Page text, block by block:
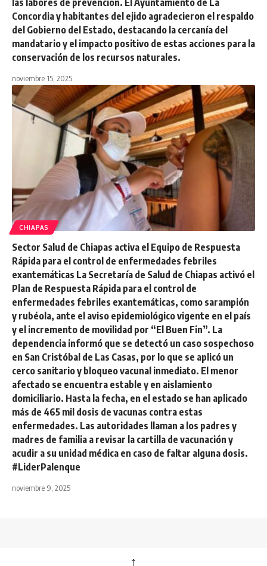
Concordia y habitantes del ejido agradecieron el respaldo
del Gobierno del Estado, destacando la cercanía del
mandatario y el impacto positivo de estas acciones para la
conservación de los recursos naturales.
noviembre 15, 2025
CHIAPAS
Sector Salud de Chiapas activa el Equipo de Respuesta
Rápida para el control de enfermedades febriles
exantemáticas La Secretaría de Salud de Chiapas activó el
Plan de Respuesta Rápida para el control de
enfermedades febriles exantemáticas, como sarampión
y rubéola, ante el aviso epidemiológico vigente en el país
y el incremento de movilidad por “El Buen Fin”. La
dependencia informó que se detectó un caso sospechoso
en San Cristóbal de Las Casas, por lo que se aplicó un
cerco sanitario y bloqueo vacunal inmediato. El menor
afectado se encuentra estable y en aislamiento
domiciliario. Hasta la fecha, en el estado se han aplicado
más de 465 mil dosis de vacunas contra estas
enfermedades. Las autoridades llaman a los padres y
madres de familia a revisar la cartilla de vacunación y
acudir a su unidad médica en caso de faltar alguna dosis.
#LiderPalenque
noviembre 9, 2025
↑